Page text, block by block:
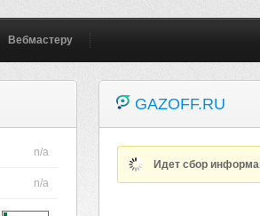
Вебмастеру
n/a
n/a
GAZOFF.RU
Идет сбор